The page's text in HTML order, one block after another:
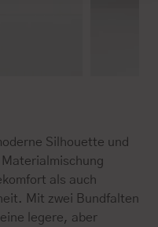
Silhouette und
als auch
Mit zwei Bundfalten
legere, aber